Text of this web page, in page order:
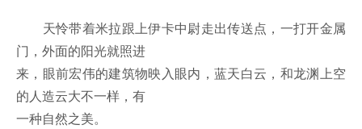
天怜带着米拉跟上伊卡中尉走出传送点，一打开金属
门，外面的阳光就照进
来，眼前宏伟的建筑物映入眼内，蓝天白云，和龙渊上空
的人造云大不一样，有
一种自然之美。